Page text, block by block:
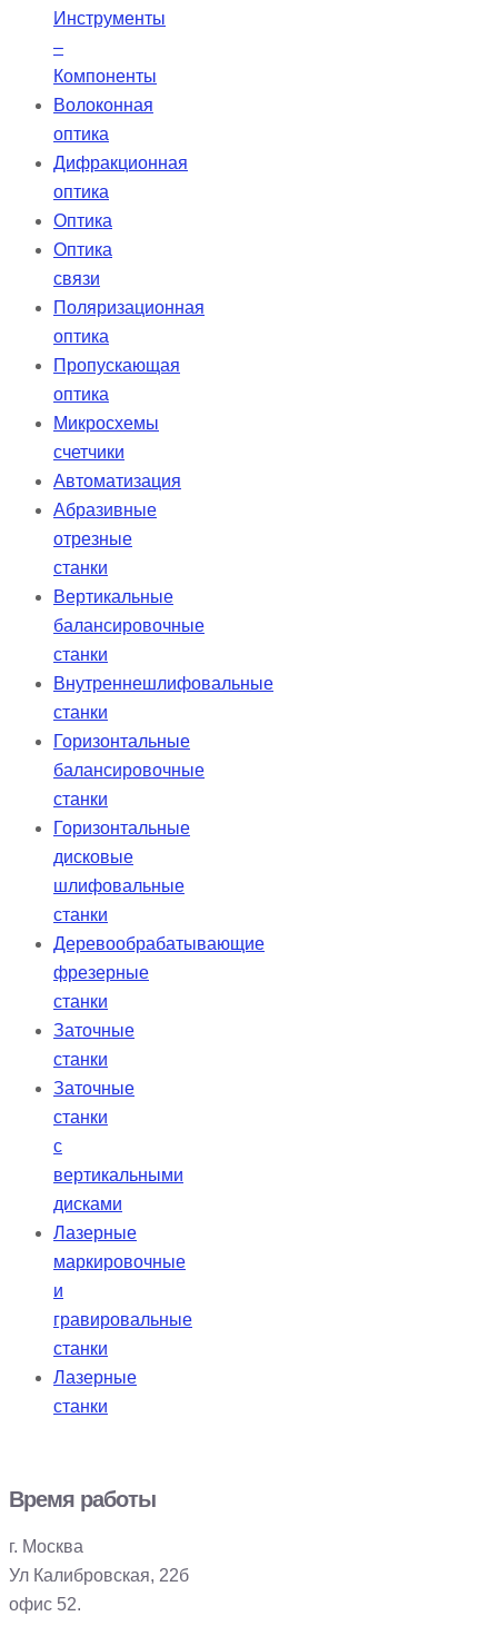
Инструменты
–
Компоненты
Волоконная
оптика
Дифракционная
оптика
Оптика
Оптика
связи
Поляризационная
оптика
Пропускающая
оптика
Микросхемы
счетчики
Автоматизация
Абразивные
отрезные
станки
Вертикальные
балансировочные
станки
Внутреннешлифовальные
станки
Горизонтальные
балансировочные
станки
Горизонтальные
дисковые
шлифовальные
станки
Деревообрабатывающие
фрезерные
станки
Заточные
станки
Заточные
станки
с
вертикальными
дисками
Лазерные
маркировочные
и
гравировальные
станки
Лазерные
станки
Время работы
г. Москва
Ул Калибровская, 22б
офис 52.